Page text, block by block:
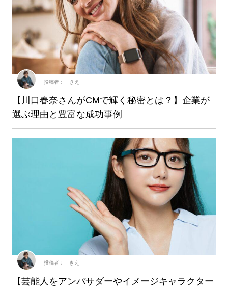
【川口春奈さんがCMで輝く秘密とは？】企業が
選ぶ理由と豊富な成功事例
投稿者： きえ
【芸能人をアンバサダーやイメージキャラクター
投稿者： きえ